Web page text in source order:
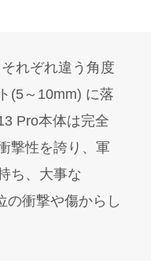
れぞれ違う角度
(5～10mm) に落
Pro本体は完全
撃性を誇り、軍
ち、大事な
の衝撃や傷からし